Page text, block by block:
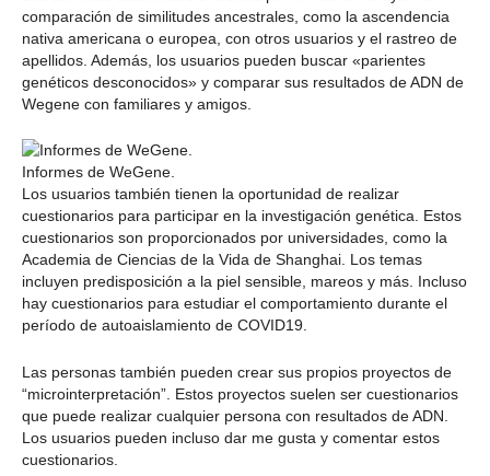
comparación de similitudes ancestrales, como la ascendencia
nativa americana o europea, con otros usuarios y el rastreo de
apellidos. Además, los usuarios pueden buscar «parientes
genéticos desconocidos» y comparar sus resultados de ADN de
Wegene con familiares y amigos.
Informes de WeGene.
Los usuarios también tienen la oportunidad de realizar
cuestionarios para participar en la investigación genética. Estos
cuestionarios son proporcionados por universidades, como la
Academia de Ciencias de la Vida de Shanghai. Los temas
incluyen predisposición a la piel sensible, mareos y más. Incluso
hay cuestionarios para estudiar el comportamiento durante el
período de autoaislamiento de COVID19.
Las personas también pueden crear sus propios proyectos de
“microinterpretación”. Estos proyectos suelen ser cuestionarios
que puede realizar cualquier persona con resultados de ADN.
Los usuarios pueden incluso dar me gusta y comentar estos
cuestionarios.